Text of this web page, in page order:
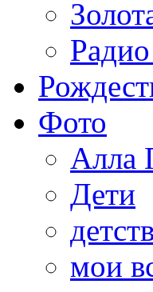
Фото
Алла
Дети
мои